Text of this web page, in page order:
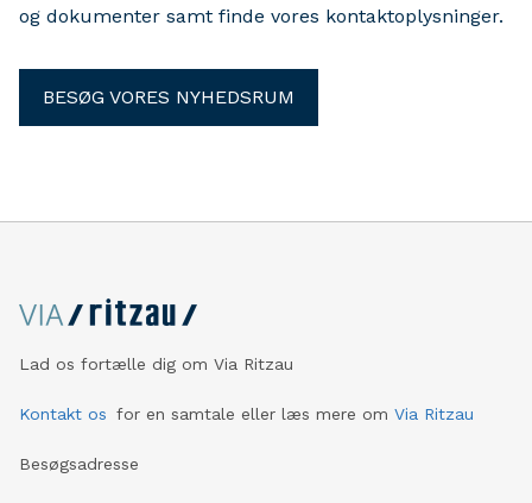
og dokumenter samt finde vores kontaktoplysninger.
BESØG VORES NYHEDSRUM
Lad os fortælle dig om Via Ritzau
Kontakt os for en samtale eller læs mere om Via Ritzau
Besøgsadresse